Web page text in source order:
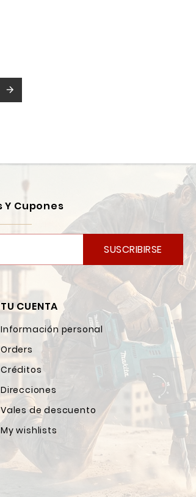

Cupones
SUSCRIBIRSE
TU CUENTA
Información personal
Orders
Créditos
Direcciones
Vales de descuento
My wishlists